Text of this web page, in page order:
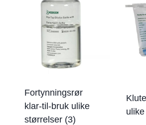
Fortynningsrør
klar-til-bruk ulike
størrelser (3)